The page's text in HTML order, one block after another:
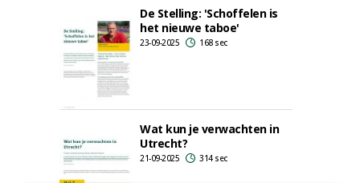
De Stelling: 'Schoffelen is
het nieuwe taboe'
23-09-2025 168 sec
Wat kun je verwachten in
Utrecht?
21-09-2025 314 sec